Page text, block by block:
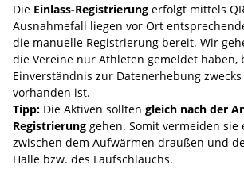
Die Einlass-Registrierung erfolgt mittels
Ausnahmefall liegen vor Ort
die manuelle Registrierung bereit. Wir
die Vereine nur Athleten gemeldet haben,
Einverständnis zur Datenerhebung
vorhanden ist.
Tipp: Die Aktiven sollten gleich nach der
Registrierung gehen. Somit vermeiden sie
zwischen dem Aufwärmen draußen und
Halle bzw. des Laufschlauchs.